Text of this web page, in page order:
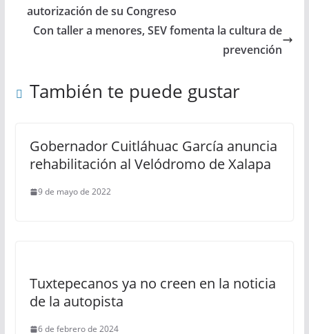
autorización de su Congreso
Con taller a menores, SEV fomenta la cultura de
prevención
También te puede gustar
Gobernador Cuitláhuac García anuncia
rehabilitación al Velódromo de Xalapa
9 de mayo de 2022
Tuxtepecanos ya no creen en la noticia
de la autopista
6 de febrero de 2024